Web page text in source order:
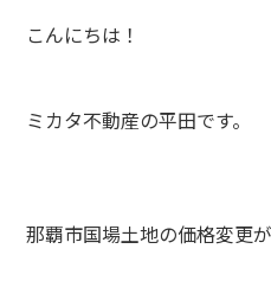
こんにちは！
ミカタ不動産の平田です。
那覇市国場土地の価格変更